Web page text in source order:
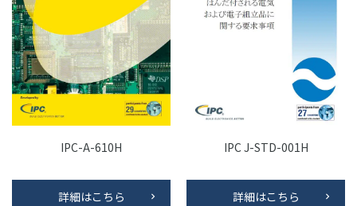
IPC-A-610H
詳細はこちら
IPC J-STD-001H
詳細はこちら